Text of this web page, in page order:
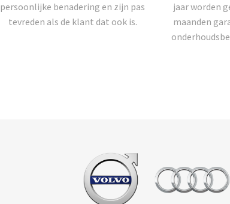
persoonlijke benadering en zijn pas
tevreden als de klant dat ook is.
jaar worden
maanden